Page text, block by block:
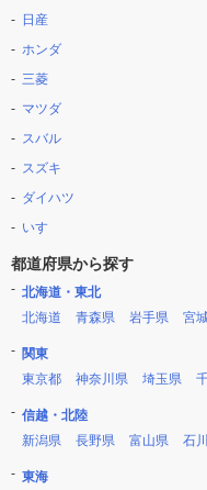
日産
ホンダ
三菱
マツダ
スバル
スズキ
ダイハツ
いすゞ
都道府県から探す
北海道・東北
北海道
青森県 岩手県 宮
関東
東京都
神奈川県 埼玉県
信越・北陸
新潟県
長野県 富山県 石
東海